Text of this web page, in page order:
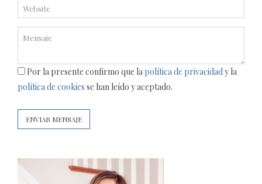
Por la presente confirmo que la política de privacidady la
política de cookies se han leído y aceptado.
ENVIAR MENSAJE